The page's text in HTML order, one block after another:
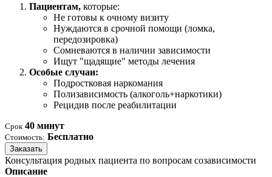
Пациентам, которые:
Не готовы к очному визиту
Нуждаются в срочной помощи (ломка,
передозировка)
Сомневаются в наличии зависимости
Ищут "щадящие" методы лечения
Особые случаи:
Подростковая наркомания
Полизависимость (алкоголь+наркотики)
Рецидив после реабилитации
Срок 40 минут
Стоимость: Бесплатно
Заказать
Консультация родных пациента по вопросам созависимости
Описание